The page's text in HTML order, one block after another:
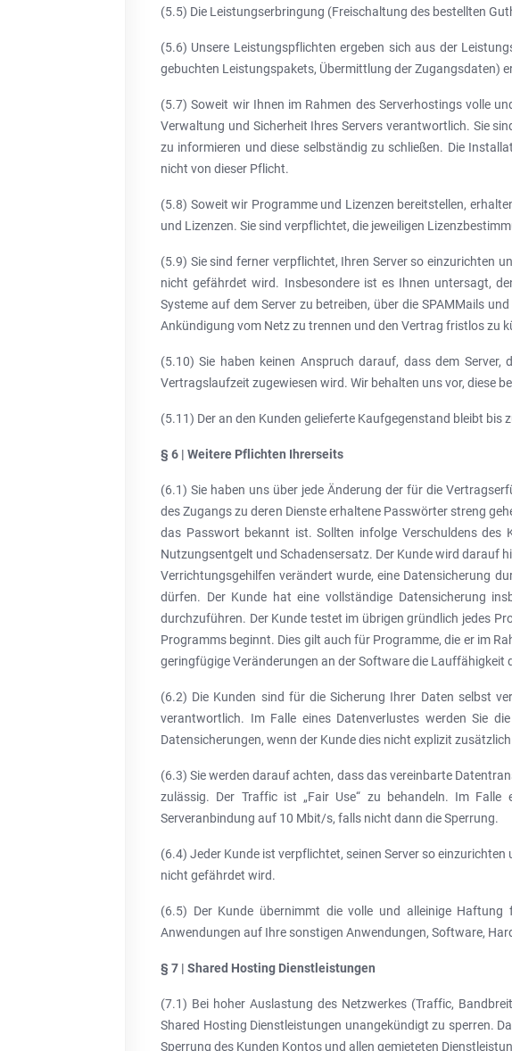
(5.5) Die Leistungserbringung (Freischaltung des bestellten
(5.6) Unsere Leistungspflichten ergeben sich aus der
gebuchten Leistungspakets, Übermittlung der Zugangsdaten)
(5.7) Soweit wir Ihnen im Rahmen des Serverhostings volle
Verwaltung und Sicherheit Ihres Servers verantwortlich. Sie
zu informieren und diese selbständig zu schließen. Die
nicht von dieser Pflicht.
(5.8) Soweit wir Programme und Lizenzen bereitstellen,
und Lizenzen. Sie sind verpflichtet, die jeweiligen
(5.9) Sie sind ferner verpflichtet, Ihren Server so einzurichten
nicht gefährdet wird. Insbesondere ist es Ihnen untersagt,
Systeme auf dem Server zu betreiben, über die SPAMMails
Ankündigung vom Netz zu trennen und den Vertrag fristlos zu
(5.10) Sie haben keinen Anspruch darauf, dass dem
Vertragslaufzeit zugewiesen wird. Wir behalten uns vor, diese
(5.11) Der an den Kunden gelieferte Kaufgegenstand bleibt
§ 6 | Weitere Pflichten Ihrerseits
(6.1) Sie haben uns über jede Änderung der für die
des Zugangs zu deren Dienste erhaltene Passwörter streng
das Passwort bekannt ist. Sollten infolge Verschuldens
Nutzungsentgelt und Schadensersatz. Der Kunde wird darauf
Verrichtungsgehilfen verändert wurde, eine Datensicherung
dürfen. Der Kunde hat eine vollständige Datensicherung
durchzuführen. Der Kunde testet im übrigen gründlich jedes
Programms beginnt. Dies gilt auch für Programme, die er im
geringfügige Veränderungen an der Software die Lauffähigkeit
(6.2) Die Kunden sind für die Sicherung Ihrer Daten selbst
verantwortlich. Im Falle eines Datenverlustes werden Sie
Datensicherungen, wenn der Kunde dies nicht explizit
(6.3) Sie werden darauf achten, dass das vereinbarte
zulässig. Der Traffic ist „Fair Use“ zu behandeln. Im Falle
Serveranbindung auf 10 Mbit/s, falls nicht dann die Sperrung.
(6.4) Jeder Kunde ist verpflichtet, seinen Server so
nicht gefährdet wird.
(6.5) Der Kunde übernimmt die volle und alleinige
Anwendungen auf Ihre sonstigen Anwendungen, Software,
§ 7 | Shared Hosting Dienstleistungen
(7.1) Bei hoher Auslastung des Netzwerkes (Traffic,
Shared Hosting Dienstleistungen unangekündigt zu sperren.
Sperrung des Kunden Kontos und allen gemieteten